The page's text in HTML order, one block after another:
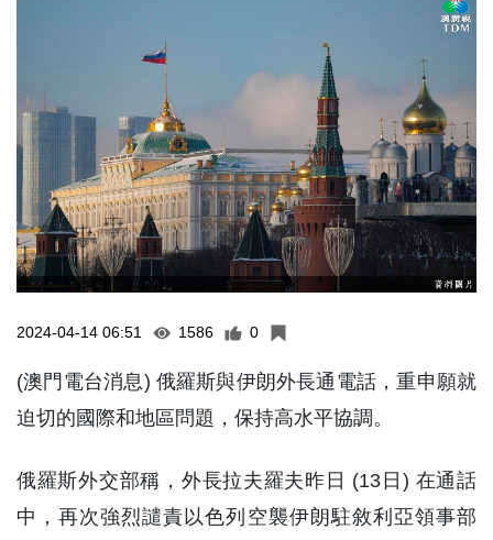
2024-04-14 06:51 1586 0
(澳門電台消息) 俄羅斯與伊朗外長通電話，重申願就
迫切的國際和地區問題，保持高水平協調。
俄羅斯外交部稱，外長拉夫羅夫昨日 (13日) 在通話
中，再次強烈譴責以色列空襲伊朗駐敘利亞領事部